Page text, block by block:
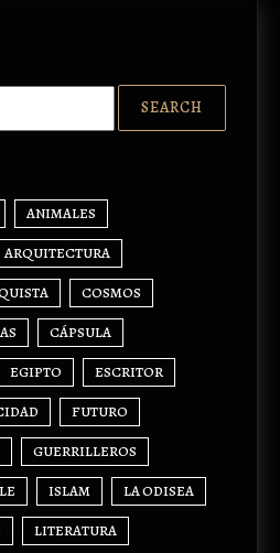
ANIMALES
ARQUITECTURA
COSMOS
CÁPSULA
EGIPTO ESCRITOR
FUTURO
GUERRILLEROS
ISLAM LA ODISEA
LITERATURA